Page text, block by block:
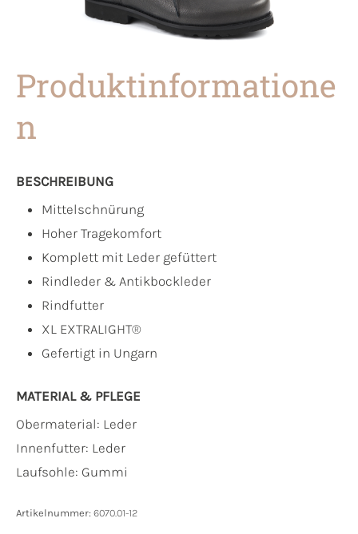
Produktinformatione
n
BESCHREIBUNG
Mittelschnürung
Hoher Tragekomfort
Komplett mit Leder gefüttert
Rindleder & Antikbockleder
Rindfutter
XL EXTRALIGHT®
Gefertigt in Ungarn
MATERIAL & PFLEGE
Obermaterial: Leder
Innenfutter: Leder
Laufsohle: Gummi
Artikelnummer: 6070.01-12